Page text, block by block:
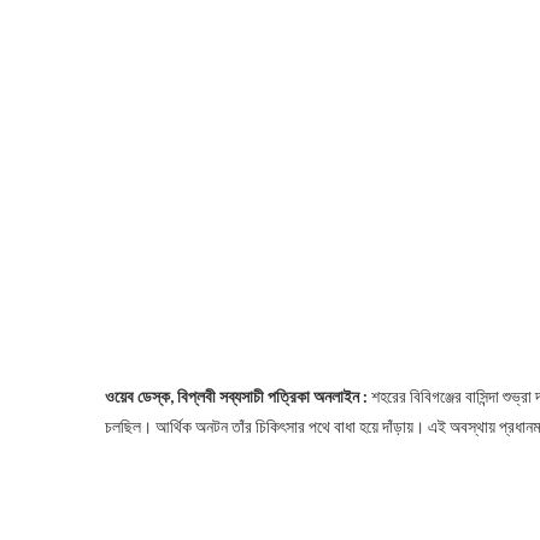
ওয়েব ডেস্ক, বিপ্লবী সব্যসাচী পত্রিকা অনলাইন : শহরের বিবিগঞ্জের বাসিন্দা
চলছিল। আর্থিক অনটন তাঁর চিকিৎসার পথে বাধা হয়ে দাঁড়ায়। এই অবস্থায়